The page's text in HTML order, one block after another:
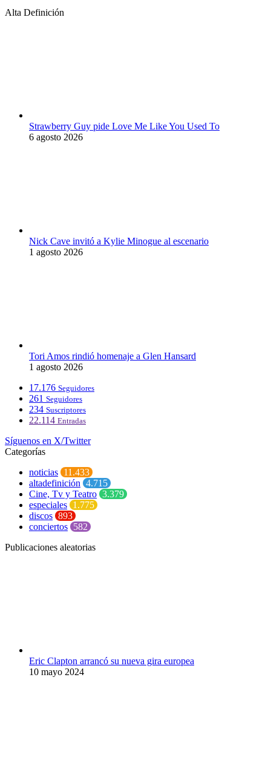
Alta Definición
Strawberry Guy pide Love Me Like You Used To
6 agosto 2026
Nick Cave invitó a Kylie Minogue al escenario
1 agosto 2026
Tori Amos rindió homenaje a Glen Hansard
1 agosto 2026
17.176 Seguidores
261 Seguidores
234 Suscriptores
22.114 Entradas
Síguenos en X/Twitter
Categorías
noticias 11.433
altadefinición 4.715
Cine, Tv y Teatro 3.379
especiales 1.775
discos 893
conciertos 582
Publicaciones aleatorias
Eric Clapton arrancó su nueva gira europea
10 mayo 2024